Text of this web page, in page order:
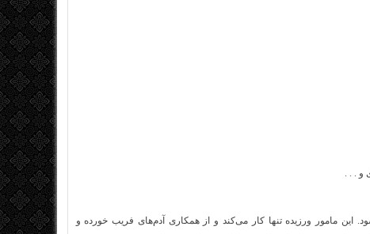
و . . .
این مامور ورزیده تنها کار می‌کند و از همکاری آدم‌های فریب خورده و